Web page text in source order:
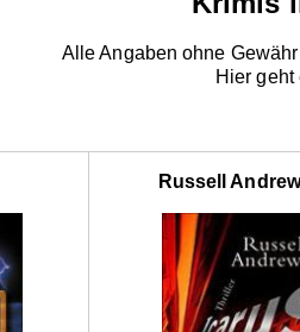
Alle Angaben ohne
Hier
Russell